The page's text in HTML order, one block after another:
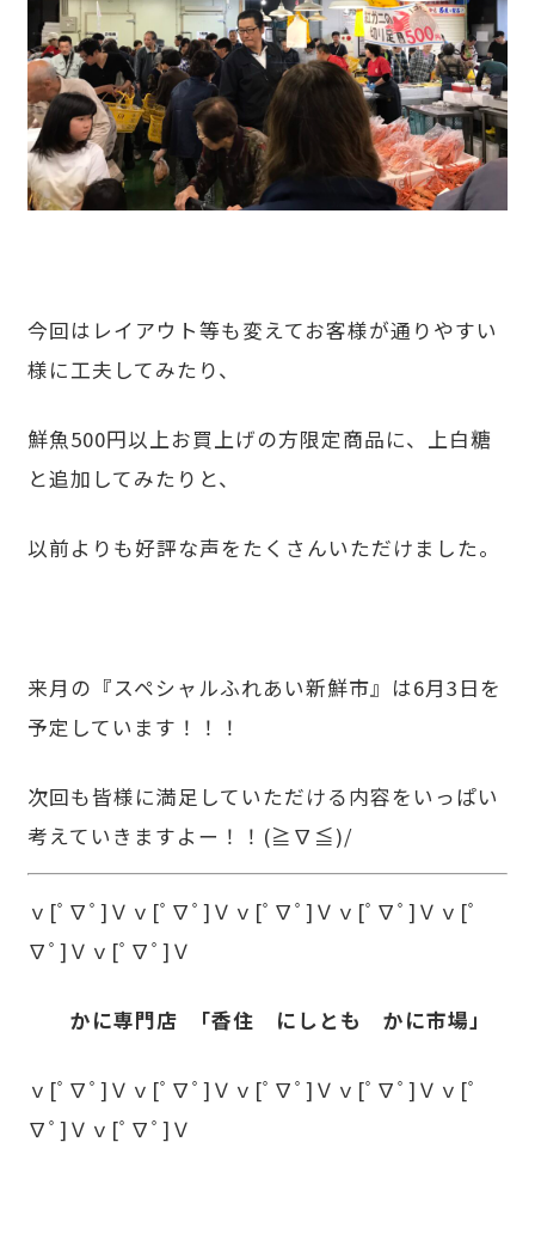
今回はレイアウト等も変えてお客様が通りやすい
様に工夫してみたり、
鮮魚500円以上お買上げの方限定商品に、上白糖
と追加してみたりと、
以前よりも好評な声をたくさんいただけました。
来月の『スペシャルふれあい新鮮市』は6月3日を
予定しています！！！
次回も皆様に満足していただける内容をいっぱい
考えていきますよー！！(≧∇≦)/
ｖ [ﾟ∇ﾟ] Ｖｖ [ﾟ∇ﾟ] Ｖｖ [ﾟ∇ﾟ] Ｖｖ [ﾟ∇ﾟ] Ｖｖ [ﾟ
∇ﾟ] Ｖｖ [ﾟ∇ﾟ] Ｖ
かに専門店 「香住 にしとも かに市場」
ｖ [ﾟ∇ﾟ] Ｖｖ [ﾟ∇ﾟ] Ｖｖ [ﾟ∇ﾟ] Ｖｖ [ﾟ∇ﾟ] Ｖｖ [ﾟ
∇ﾟ] Ｖｖ [ﾟ∇ﾟ] Ｖ